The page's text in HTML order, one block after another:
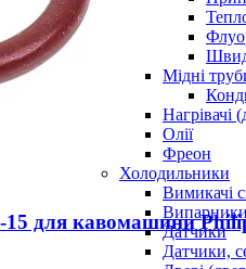
Мідні
Нагрівачі
Олії
Фреон
Холодильники
Вимикачі
Випарники
Датчики
Датчики,
для кавомашини